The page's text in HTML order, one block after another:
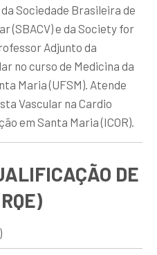
Sociedade Brasileira de
(SBACV) e da Society for
Adjunto da
no curso de Medicina da
Maria (UFSM). Atende
Vascular na Cardio
em Santa Maria (ICOR).
DE